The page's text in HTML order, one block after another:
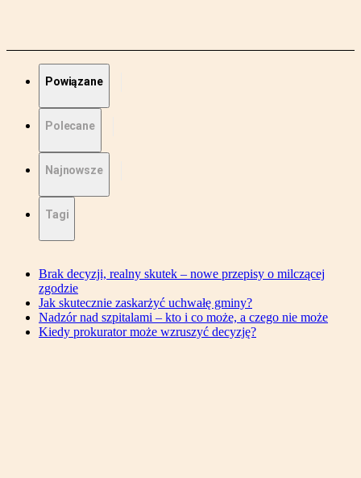
Powiązane
Polecane
Najnowsze
Tagi
Brak decyzji, realny skutek – nowe przepisy o milczącej
zgodzie
Jak skutecznie zaskarżyć uchwałę gminy?
Nadzór nad szpitalami – kto i co może, a czego nie może
Kiedy prokurator może wzruszyć decyzję?